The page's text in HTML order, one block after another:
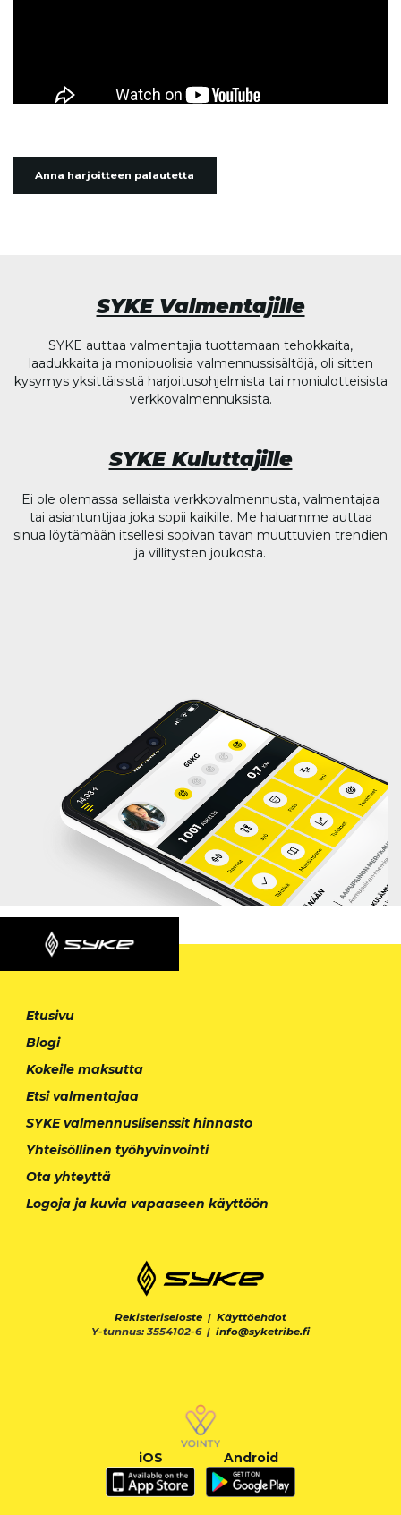
Anna harjoitteen palautetta
SYKE Valmentajille
SYKE auttaa valmentajia tuottamaan tehokkaita,
laadukkaita ja monipuolisia valmennussisältöjä, oli sitten
kysymys yksittäisistä harjoitusohjelmista tai moniulotteisista
verkkovalmennuksista.
SYKE Kuluttajille
Ei ole olemassa sellaista verkkovalmennusta, valmentajaa
tai asiantuntijaa joka sopii kaikille. Me haluamme auttaa
sinua löytämään itsellesi sopivan tavan muuttuvien trendien
ja villitysten joukosta.
Etusivu
Blogi
Kokeile maksutta
Etsi valmentajaa
SYKE valmennuslisenssit hinnasto
Yhteisöllinen työhyvinvointi
Ota yhteyttä
Logoja ja kuvia vapaaseen käyttöön
Rekisteriseloste | Käyttöehdot
Y-tunnus: 3554102-6 | info@syketribe.fi
iOS Android